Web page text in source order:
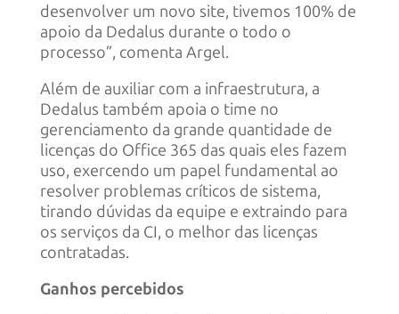
desenvolver um novo site, tivemos 100% de
apoio da Dedalus durante o todo o
processo”, comenta Argel.
Além de auxiliar com a infraestrutura, a
Dedalus também apoia o time no
gerenciamento da grande quantidade de
licenças do Office 365 das quais eles fazem
uso, exercendo um papel fundamental ao
resolver problemas críticos de sistema,
tirando dúvidas da equipe e extraindo para
os serviços da CI, o melhor das licenças
contratadas.
Ganhos percebidos